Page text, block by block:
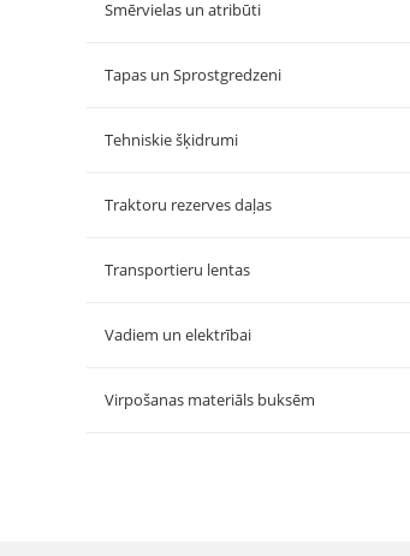
Smērvielas un atribūti
Tapas un Sprostgredzeni
Tehniskie šķidrumi
Traktoru rezerves daļas
Transportieru lentas
Vadiem un elektrībai
Virpošanas materiāls buksēm